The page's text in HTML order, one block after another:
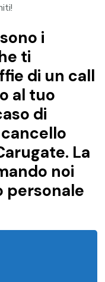
i
ti
di un call
al tuo
di
La
noi
personale